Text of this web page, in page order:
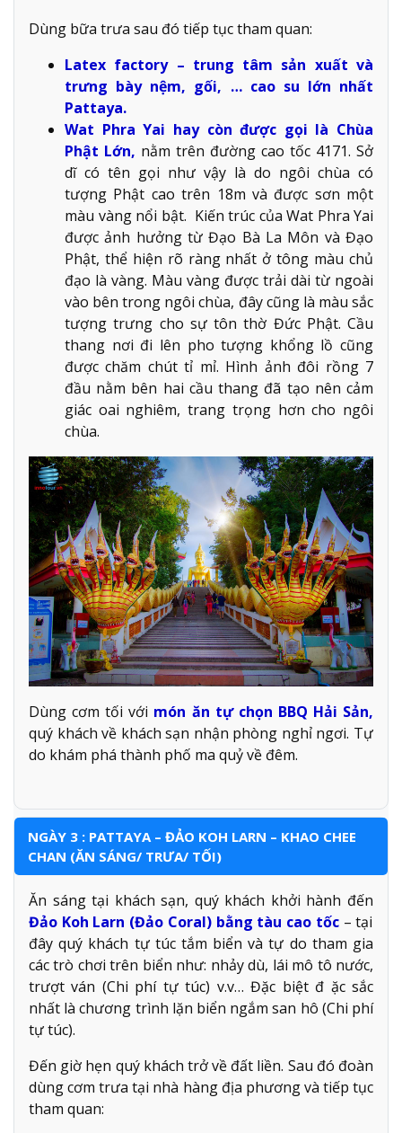
Dùng bữa trưa sau đó tiếp tục tham quan:
Latex factory – trung tâm sản xuất và
trưng bày nệm, gối, … cao su lớn nhất
Pattaya.
Wat Phra Yai hay còn được gọi là Chùa
Phật Lớn, nằm trên đường cao tốc 4171. Sở
dĩ có tên gọi như vậy là do ngôi chùa có
tượng Phật cao trên 18m và được sơn một
màu vàng nổi bật. Kiến trúc của Wat Phra Yai
được ảnh hưởng từ Đạo Bà La Môn và Đạo
Phật, thể hiện rõ ràng nhất ở tông màu chủ
đạo là vàng. Màu vàng được trải dài từ ngoài
vào bên trong ngôi chùa, đây cũng là màu sắc
tượng trưng cho sự tôn thờ Đức Phật. Cầu
thang nơi đi lên pho tượng khổng lồ cũng
được chăm chút tỉ mỉ. Hình ảnh đôi rồng 7
đầu nằm bên hai cầu thang đã tạo nên cảm
giác oai nghiêm, trang trọng hơn cho ngôi
chùa.
Dùng cơm tối với món ăn tự chọn BBQ Hải Sản,
quý khách về khách sạn nhận phòng nghỉ ngơi. Tự
do khám phá thành phố ma quỷ về đêm.
NGÀY 3 : PATTAYA – ĐẢO KOH LARN – KHAO CHEE
CHAN (ĂN SÁNG/ TRƯA/ TỐI)
Ăn sáng tại khách sạn, quý khách khởi hành đến
Đảo Koh Larn (Đảo Coral) bằng tàu cao tốc – tại
đây quý khách tự túc tắm biển và tự do tham gia
các trò chơi trên biển như: nhảy dù, lái mô tô nước,
trượt ván (Chi phí tự túc) v.v… Đặc biệt đ ặc sắc
nhất là chương trình lặn biển ngắm san hô (Chi phí
tự túc).
Đến giờ hẹn quý khách trở về đất liền. Sau đó đoàn
dùng cơm trưa tại nhà hàng địa phương và tiếp tục
tham quan: